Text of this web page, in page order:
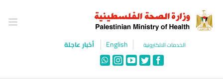
content
الخدمات الالكترونية English أخبار عاجلة
Facebook
Twitter
YouTube
Instagram
WhatsApp